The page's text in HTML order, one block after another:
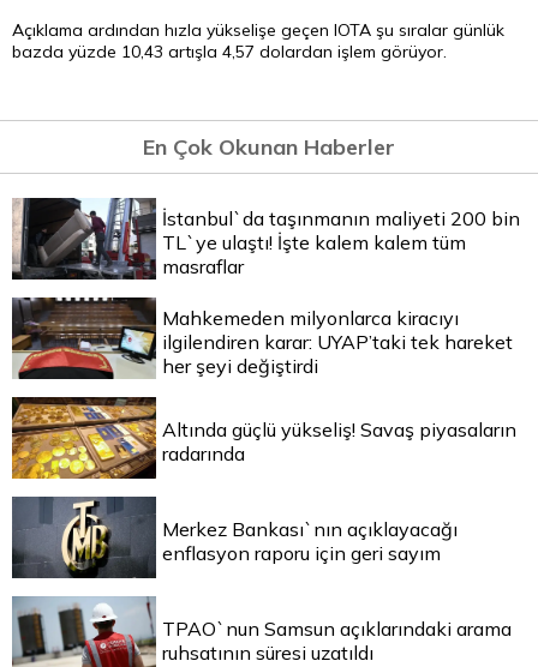
Açıklama ardından hızla yükselişe geçen IOTA şu sıralar günlük
bazda yüzde 10,43 artışla 4,57 dolardan işlem görüyor.
En Çok Okunan Haberler
İstanbul`da taşınmanın maliyeti 200 bin
TL`ye ulaştı! İşte kalem kalem tüm
masraflar
Mahkemeden milyonlarca kiracıyı
ilgilendiren karar: UYAP’taki tek hareket
her şeyi değiştirdi
Altında güçlü yükseliş! Savaş piyasaların
radarında
Merkez Bankası`nın açıklayacağı
enflasyon raporu için geri sayım
TPAO`nun Samsun açıklarındaki arama
ruhsatının süresi uzatıldı